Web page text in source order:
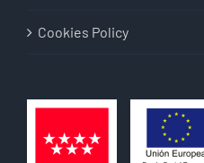
Cookies Policy